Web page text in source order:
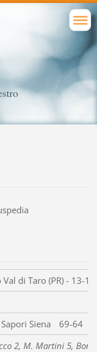
di Taro (PR) - 13-
69-64
2, M. Martini 5,